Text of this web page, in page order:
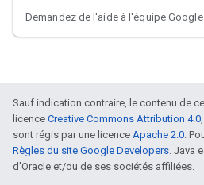
Demandez de l'aide à l'équipe Google
Sauf indication contraire, le contenu de
licence Creative Commons Attribution 4.0
sont régis par une licence Apache 2.0 .
Règles du site Google Developers . Java
d'Oracle et/ou de ses sociétés affiliées.